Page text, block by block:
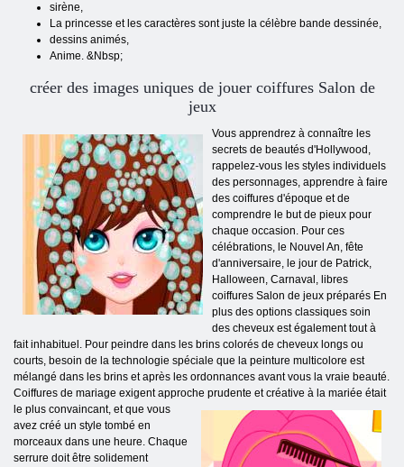
sirène,
La princesse et les caractères sont juste la célèbre bande dessinée,
dessins animés,
Anime. &Nbsp;
créer des images uniques de jouer coiffures Salon de
jeux
Vous apprendrez à connaître les
secrets de beautés d'Hollywood,
rappelez-vous les styles individuels
des personnages, apprendre à faire
des coiffures d'époque et de
comprendre le but de pieux pour
chaque occasion. Pour ces
célébrations, le Nouvel An, fête
d'anniversaire, le jour de Patrick,
Halloween, Carnaval, libres
coiffures Salon de jeux préparés En
plus des options classiques soin
des cheveux est également tout à
fait inhabituel. Pour peindre dans les brins colorés de cheveux longs ou
courts, besoin de la technologie spéciale que la peinture multicolore est
mélangé dans les brins et après les ordonnances avant vous la vraie beauté.
Coiffures de mariage exigent approche prudente et créative à la mariée était
le plus convaincant, etque vous
avez créé un style tombé en
morceaux dans une heure. Chaque
serrure doit être solidement